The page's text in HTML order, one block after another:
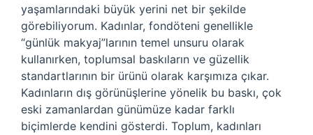
yaşamlarındaki büyük yerini net bir şekilde
görebiliyorum. Kadınlar, fondöteni genellikle
“günlük makyaj”larının temel unsuru olarak
kullanırken, toplumsal baskıların ve güzellik
standartlarının bir ürünü olarak karşımıza çıkar.
Kadınların dış görünüşlerine yönelik bu baskı, çok
eski zamanlardan günümüze kadar farklı
biçimlerde kendini gösterdi. Toplum, kadınları